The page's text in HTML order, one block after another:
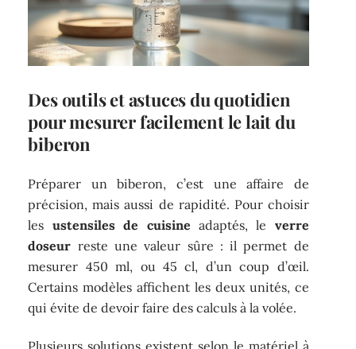
Des outils et astuces du quotidien
pour mesurer facilement le lait du
biberon
Préparer un biberon, c’est une affaire de
précision, mais aussi de rapidité. Pour choisir
les ustensiles de cuisine adaptés, le verre
doseur reste une valeur sûre : il permet de
mesurer 450 ml, ou 45 cl, d’un coup d’œil.
Certains modèles affichent les deux unités, ce
qui évite de devoir faire des calculs à la volée.